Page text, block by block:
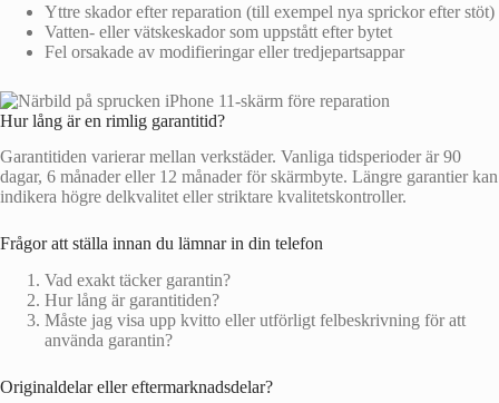
Yttre skador efter reparation (till exempel nya sprickor efter stöt)
Vatten- eller vätskeskador som uppstått efter bytet
Fel orsakade av modifieringar eller tredjepartsappar
Hur lång är en rimlig garantitid?
Garantitiden varierar mellan verkstäder. Vanliga tidsperioder är 90
dagar, 6 månader eller 12 månader för skärmbyte. Längre garantier kan
indikera högre delkvalitet eller striktare kvalitetskontroller.
Frågor att ställa innan du lämnar in din telefon
Vad exakt täcker garantin?
Hur lång är garantitiden?
Måste jag visa upp kvitto eller utförligt felbeskrivning för att
använda garantin?
Originaldelar eller eftermarknadsdelar?